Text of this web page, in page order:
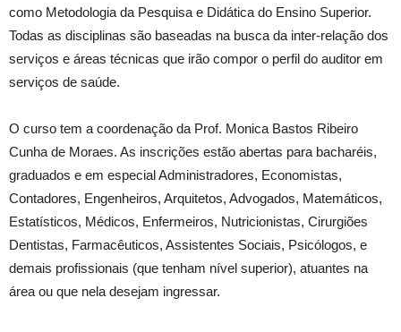
como Metodologia da Pesquisa e Didática do Ensino Superior.
Todas as disciplinas são baseadas na busca da inter-relação dos
serviços e áreas técnicas que irão compor o perfil do auditor em
serviços de saúde.
O curso tem a coordenação da Prof. Monica Bastos Ribeiro
Cunha de Moraes. As inscrições estão abertas para bacharéis,
graduados e em especial Administradores, Economistas,
Contadores, Engenheiros, Arquitetos, Advogados, Matemáticos,
Estatísticos, Médicos, Enfermeiros, Nutricionistas, Cirurgiões
Dentistas, Farmacêuticos, Assistentes Sociais, Psicólogos, e
demais profissionais (que tenham nível superior), atuantes na
área ou que nela desejam ingressar.